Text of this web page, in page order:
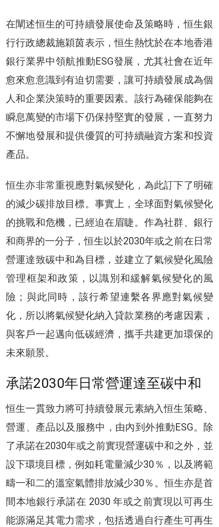
在闡述恒生的可持續發展使命及策略時，恒生銀
行行政總裁施穎茵表示，恒生熱忱於在本地香港
銀行業界中領航推動ESG發展，尤其社會在近年
愈來愈意識到有迫切需要，讓可持續發展成為個
人和企業決策時的重要因素。該行為確保能夠在
瞬息萬變的市場下仍保持堅實的發展，一直努力
不懈地發展和提供優質的可持續融資方案和投資
產品。
恒生亦非常重視應對氣候變化，為此訂下了明確
的減少碳排放目標。事實上，全球面對氣候變化
的挑戰和危機，已經迫在眉睫。作為社群、銀行
和商界的一分子，恒生以於2030年或之前在日常
營運達致碳中和為目標，並建立了氣候變化風險
管理框架和政策，以識別和緩解氣候變化的風
險；與此同時，該行希望連繫各界應對氣候變
化，所以將氣候變化納入貸款業務的考慮因素，
與客戶一起邁向低碳經濟，攜手共建更加環保的
未來願景。
承諾2030年日常營運達至碳中和
恒生一貫致力將可持續發展元素納入恒生策略、
營運、產品以及服務中，由內到外推動ESG。除
了承諾在2030年或之前實現營運碳中和之外，並
設下環境目標，例如耗電量減少30％，以及將範
疇一和二的溫室氣體排放減少30％。恒生亦是首
間本地銀行承諾在 2030 年或之前實現以可再生
能源滿足其電力需求，包括透過自行產生可再生